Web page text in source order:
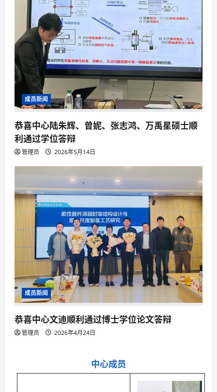
成员新闻
恭喜中心陆朱辉、曾妮、张志鸿、万禹星硕士顺
利通过学位答辩
管理员 2026年5月14日
成员新闻
恭喜中心文迪顺利通过博士学位论文答辩
管理员 2026年4月24日
中心成员